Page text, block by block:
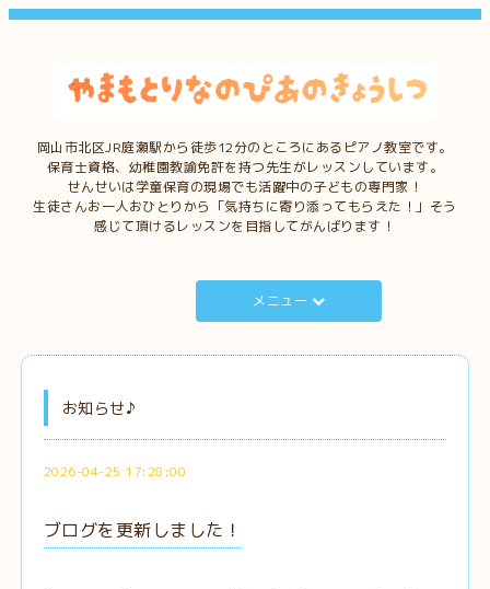
岡山市北区JR庭瀬駅から徒歩12分のところにあるピアノ教室です。
保育士資格、幼稚園教諭免許を持つ先生がレッスンしています。
せんせいは学童保育の現場でも活躍中の子どもの専門家！
生徒さんお一人おひとりから「気持ちに寄り添ってもらえた！」そう
感じて頂けるレッスンを目指してがんばります！
メニュー
お知らせ♪
2026-04-25 17:28:00
ブログを更新しました！